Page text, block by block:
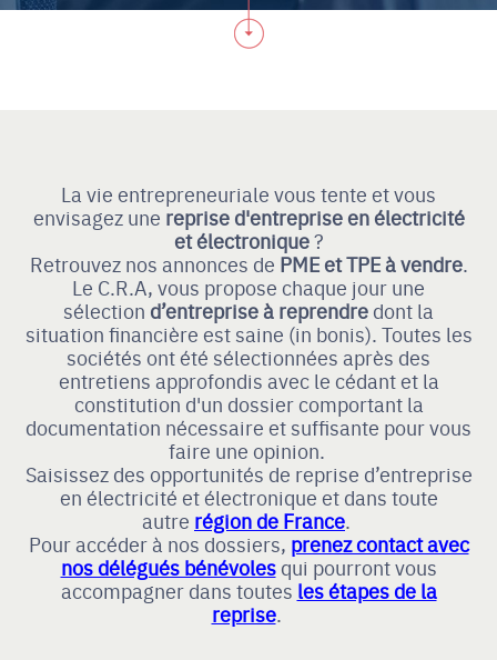
La vie entrepreneuriale vous tente et vous
envisagez une reprise d'entreprise en électricité
et électronique?
Retrouvez nos annonces de PME et TPE à vendre.
Le C.R.A, vous propose chaque jour une
sélection d’entreprise à reprendre dont la
situation financière est saine (in bonis). Toutes les
sociétés ont été sélectionnées après des
entretiens approfondis avec le cédant et la
constitution d'un dossier comportant la
documentation nécessaire et suffisante pour vous
faire une opinion.
Saisissez des opportunités de reprise d’entreprise
en électricité et électronique et dans toute
autre région de France.
Pour accéder à nos dossiers, prenez contact avec
nos délégués bénévolesqui pourront vous
accompagner dans toutes les étapes de la
reprise.